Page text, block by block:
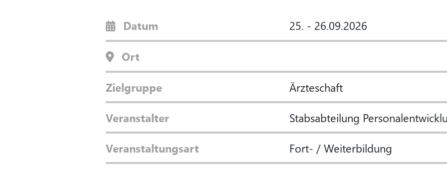
Datum 25. - 26.09.2026
Ort
Zielgruppe Ärzteschaft
Veranstalter Stabsabteilung
Veranstaltungsart Fort- / Weiterbildung